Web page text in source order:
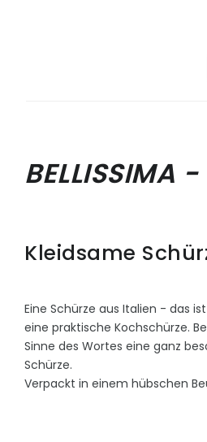
BELLISSIMA
Kleidsame
Eine Schürze aus Italien - das
eine praktische Kochschürze.
Sinne des Wortes eine ganz
Schürze.
Verpackt in einem hübschen